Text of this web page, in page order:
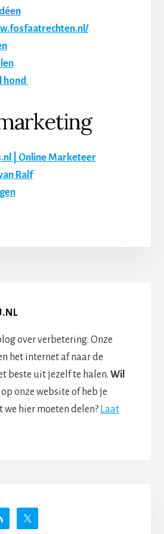
hond
| Online Marketeer
Ralf
over verbetering. Onze
het internet af naar de
beste uit jezelf te halen.Wil
op onze website of heb je
we hier moeten delen? Laat